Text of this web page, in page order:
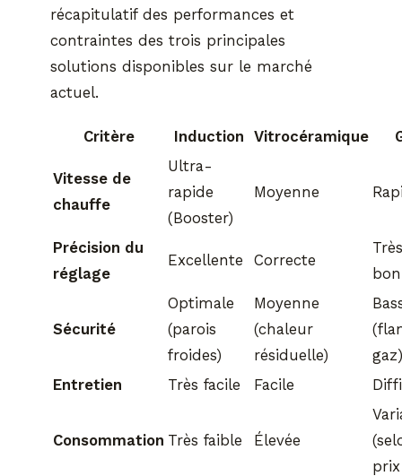
récapitulatif des performances et
contraintes des trois principales
solutions disponibles sur le marché
actuel.
Critère Induction Vitrocéramique
Vitesse de
chauffe
Ultra-
rapide
(Booster)
Moyenne
Précision du
réglage
Excellente Correcte
Très
Sécurité
Optimale
(parois
froides)
Moyenne
(chaleur
résiduelle)
gaz)
Entretien
Très facile Facile
Consommation Très faible Élevée